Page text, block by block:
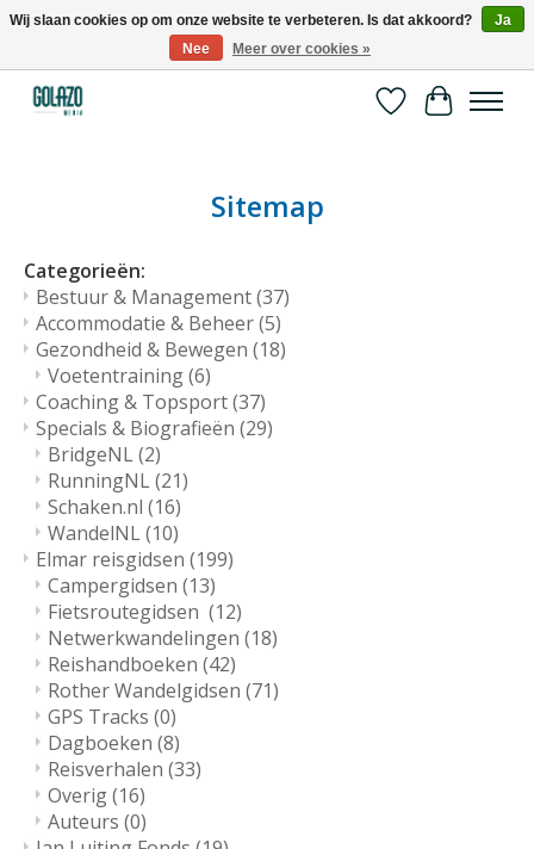
Kennispartner in sport, bewegen en gezondheid
Verlanglijst
Sitemap
Categorieën:
Bestuur & Management(37)
Accommodatie & Beheer(5)
Gezondheid & Bewegen (18)
Voetentraining(6)
Coaching & Topsport(37)
Specials & Biografieën (29)
BridgeNL(2)
RunningNL(21)
Schaken.nl (16)
WandelNL(10)
Elmar reisgidsen (199)
Campergidsen (13)
Fietsroutegidsen (12)
Netwerkwandelingen (18)
Reishandboeken (42)
Rother Wandelgidsen (71)
GPS Tracks (0)
Dagboeken (8)
Reisverhalen (33)
Overig(16)
Auteurs (0)
Wij slaan cookies op om onze website te verbeteren. Is dat akkoord?
Ja
Nee
Meer over cookies »